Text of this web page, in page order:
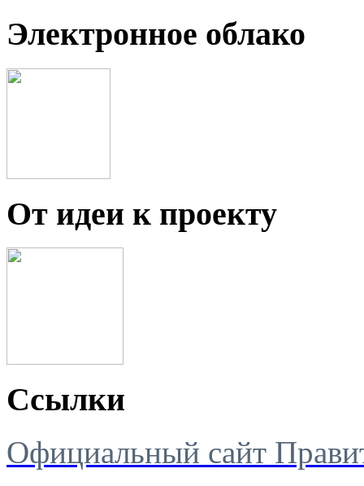
Электронное облако
От идеи к проекту
Ссылки
Официальный сайт